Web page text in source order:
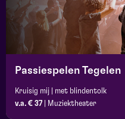
Passiespelen Tegelen
Kruisig mij | met blindentolk
v.a. € 37
Muziektheater